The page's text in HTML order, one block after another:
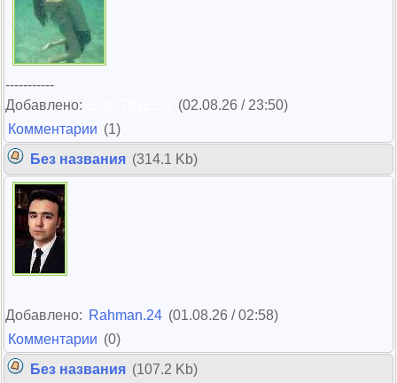
-----------
Добавлено:
(02.08.26 / 23:50)
Комментарии (1)
Без названия (314.1 Kb)
Добавлено: Rahman.24 (01.08.26 / 02:58)
Комментарии (0)
Без названия (107.2 Kb)